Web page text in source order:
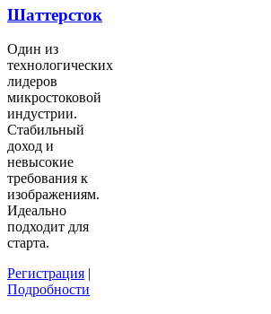
Шаттерсток
Один из
технологических
лидеров
микростоковой
индустрии.
Стабильный
доход и
невысокие
требования к
изображениям.
Идеально
подходит для
старта.
Регистрация
Подробности